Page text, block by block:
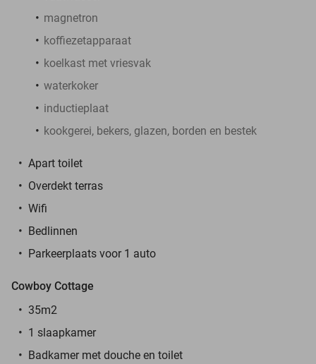
magnetron
koffiezetapparaat
koelkast met vriesvak
waterkoker
inductieplaat
kookgerei, bekers, glazen, borden en bestek
Apart toilet
Overdekt terras
Wifi
Bedlinnen
Parkeerplaats voor 1 auto
Cowboy Cottage
35m2
1 slaapkamer
Badkamer met douche en toilet